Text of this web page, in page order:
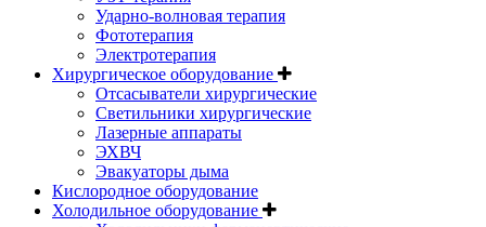
Ударно-волновая терапия
Фототерапия
Электротерапия
Хирургическое оборудование
Отсасыватели хирургические
Светильники хирургические
Лазерные аппараты
ЭХВЧ
Эвакуаторы дыма
Кислородное оборудование
Холодильное оборудование